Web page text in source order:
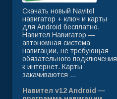
Скачать новый Navitel
навигатор + ключ и карты
для Android бесплатно.
Навител Навигатор —
автономная система
навигации, не требующая
обязательного подключения
к интернет. Карты
закачиваются ...
Навител v12 Android —